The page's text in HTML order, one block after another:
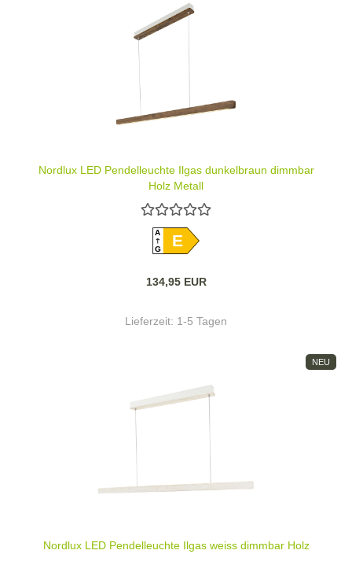
Nordlux LED Pendelleuchte Ilgas dunkelbraun dimmbar
Holz Metall
A
GE
134,95 EUR
Lieferzeit: 1-5 Tagen
NEU
Nordlux LED Pendelleuchte Ilgas weiss dimmbar Holz